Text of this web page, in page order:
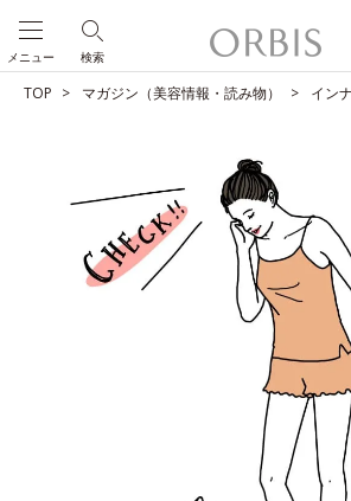
検索
メニュー
TOP マガジン（美容情報・読み物） イン